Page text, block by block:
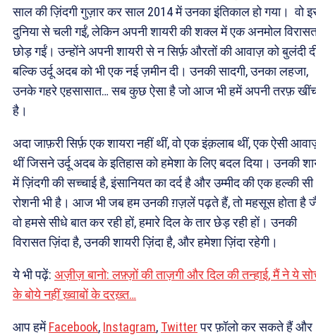
साल की ज़िंदगी गुज़ार कर साल 2014 में उनका इंतिकाल हो गया। वो
दुनिया से चली गईं, लेकिन अपनी शायरी की शक्ल में एक अनमोल
छोड़ गईं। उन्होंने अपनी शायरी से न सिर्फ़ औरतों की आवाज़ को बुलंदी
बल्कि उर्दू अदब को भी एक नई ज़मीन दी। उनकी सादगी, उनका लहजा,
उनके गहरे एहसासात… सब कुछ ऐसा है जो आज भी हमें अपनी तरफ़
है।
अदा जाफ़री सिर्फ़ एक शायरा नहीं थीं, वो एक इंक़लाब थीं, एक ऐसी
थीं जिसने उर्दू अदब के इतिहास को हमेशा के लिए बदल दिया। उनकी
में ज़िंदगी की सच्चाई है, इंसानियत का दर्द है और उम्मीद की एक हल्की सी
रोशनी भी है। आज भी जब हम उनकी ग़ज़लें पढ़ते हैं, तो महसूस होता है
वो हमसे सीधे बात कर रही हों, हमारे दिल के तार छेड़ रही हों। उनकी
विरासत ज़िंदा है, उनकी शायरी ज़िंदा है, और हमेशा ज़िंदा रहेगी।
ये भी पढ़ें: अज़ीज़ बानो: लफ़्ज़ों की ताज़गी और दिल की तन्हाई, मैं ने ये
के बोये नहीं ख़्वाबों के दरख़्त…
आप हमेंFacebook, Instagram, Twitterपर फ़ॉलो कर सकते हैं और